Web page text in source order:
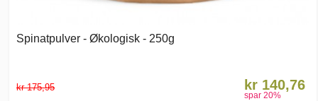
Spinatpulver - Økologisk - 250g
kr 175,95 kr 140,76
spar 20%